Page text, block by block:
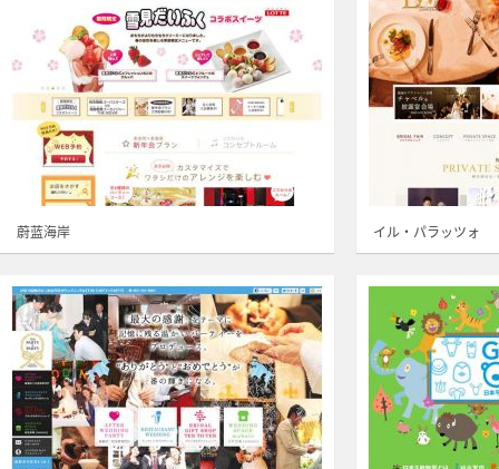
蔚蓝海岸 イル・パラッツォ